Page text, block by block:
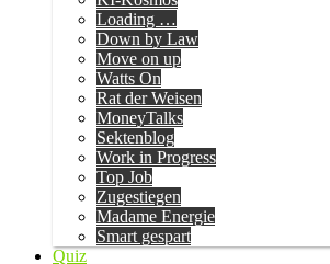
Loading …
Down by Law
Move on up
Watts On
Rat der Weisen
MoneyTalks
Sektenblog
Work in Progress
Top Job
Zugestiegen
Madame Energie
Smart gespart
Quiz